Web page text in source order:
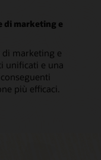
di marketing e
marketing e
unificati e una
più efficaci.